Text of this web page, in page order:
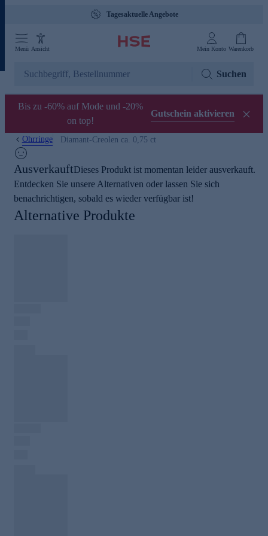
Tagesaktuelle Angebote
Menü Ansicht Mein Konto Warenkorb
Suchen
Bis zu -60% auf Mode und -20%
on top!
Gutschein aktivieren
Ohrringe Diamant-Creolen ca. 0,75 ct
AusverkauftDieses Produkt ist momentan leider ausverkauft.
Entdecken Sie unsere Alternativen oder lassen Sie sich
benachrichtigen, sobald es wieder verfügbar ist!
Alternative Produkte